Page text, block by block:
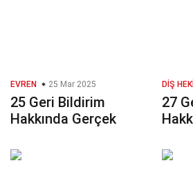
EVREN 25 Mar 2025
25 Geri Bildirim
Hakkında Gerçek
DIŞ
27